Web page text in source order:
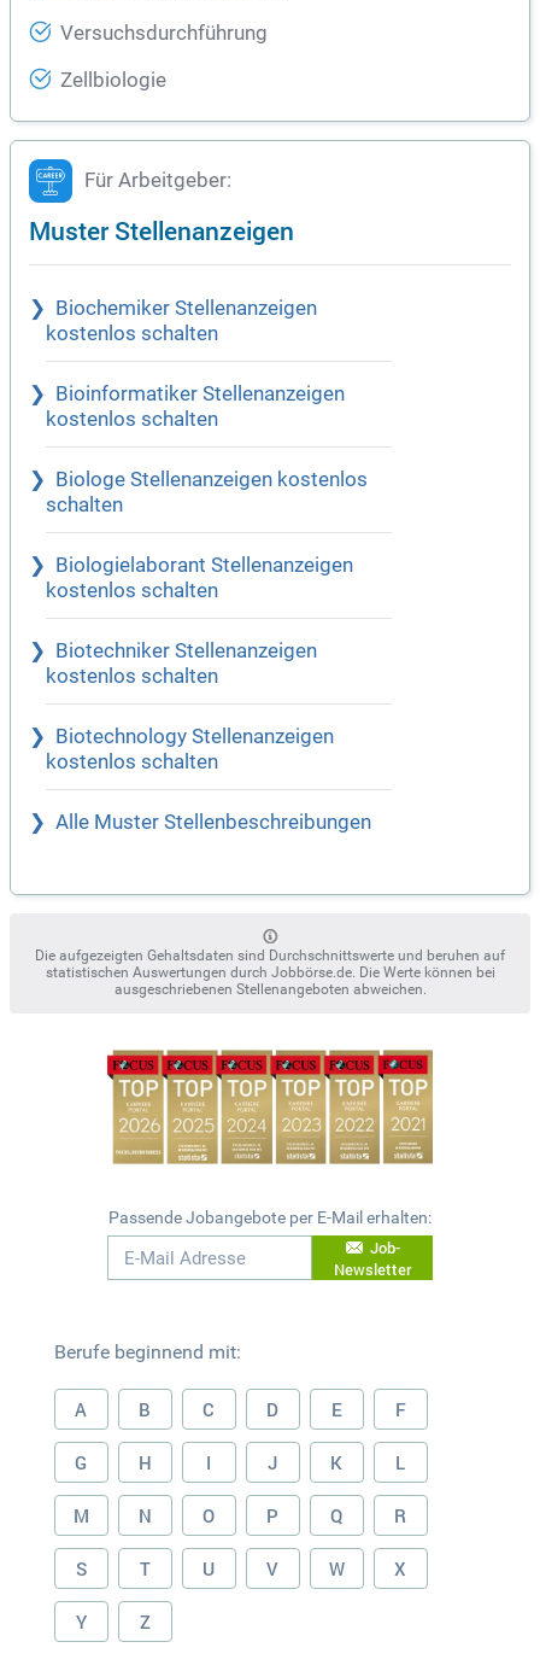
Versuchsdurchführung
Zellbiologie
Für Arbeitgeber:
Muster Stellenanzeigen
Biochemiker Stellenanzeigen
kostenlos schalten
Bioinformatiker Stellenanzeigen
kostenlos schalten
Biologe Stellenanzeigen kostenlos
schalten
Biologielaborant Stellenanzeigen
kostenlos schalten
Biotechniker Stellenanzeigen
kostenlos schalten
Biotechnology Stellenanzeigen
kostenlos schalten
Alle Muster Stellenbeschreibungen
Die aufgezeigten Gehaltsdaten sind Durchschnittswerte und beruhen auf
statistischen Auswertungen durch Jobbörse.de. Die Werte können bei
ausgeschriebenen Stellenangeboten abweichen.
Passende Jobangebote per E-Mail erhalten:
Job-
Newsletter
Berufe beginnend mit:
A B C D E F
G H I J K L
M N O P Q R
S T U V W X
Y Z